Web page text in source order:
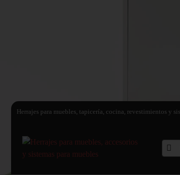
Herrajes para muebles, tapicería, cocina, revestimientos y